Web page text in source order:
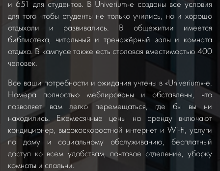
и 651 для студентов. В Univerium-e созданы все условия
для того чтобы студенты не только учились, но и хорошо
отдыхали и развивались. В общежитии имеется
библиотека, читальный и тренажёрный залы и комната
отдыха. В кампусе также есть столовая вместимостью 400
человек.
Все ваши потребности и ожидания учтены в «Univerium»-e.
Номера полностью меблированы и обставлены, что
позволяет вам легко перемещаться, где бы вы ни
находились. Ежемесячные цены на аренду включают
кондиционер, высокоскоростной интернет и Wi-Fi, услуги
по дому и социальному обслуживанию, бесплатный
доступ ко всем удобствам, почтовое отделение, уборку
комнаты и спальни.